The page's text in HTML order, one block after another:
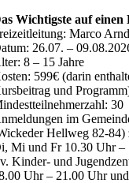
Wichtigste auf einen
Marco
26.07. –
8 – 15 Jahre
599€ (darin
und
30
im
Hellweg 82-84)
Mi und Fr 10.30 Uhr –
Kinder- und
Uhr – 21.00 Uhr